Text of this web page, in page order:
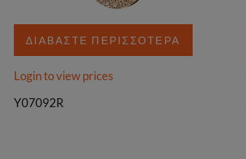
ΔΙΑΒΆΣΤΕ ΠΕΡΙΣΣΌΤΕΡΑ
Login to view prices
Y07092R